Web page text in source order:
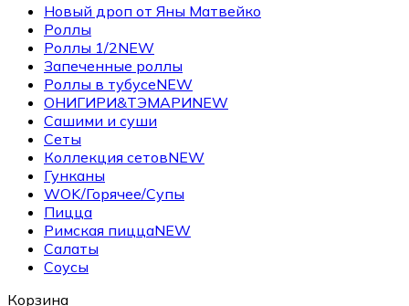
Новый дроп от Яны Матвейко
Роллы
Роллы 1/2NEW
Запеченные роллы
Роллы в тубусеNEW
ОНИГИРИ&ТЭМАРИNEW
Сашими и суши
Сеты
Коллекция сетовNEW
Гунканы
WOK/Горячее/Супы
Пицца
Римская пиццаNEW
Салаты
Соусы
Корзина